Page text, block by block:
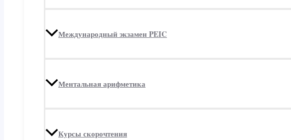
Международный экзамен PEIC
Ментальная арифметика
Курсы скорочтения